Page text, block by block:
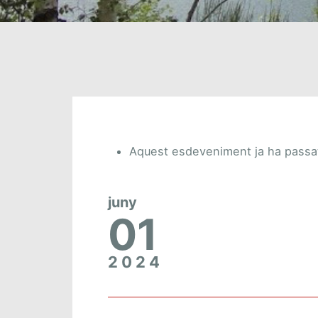
Aquest esdeveniment ja ha
juny
01
2024